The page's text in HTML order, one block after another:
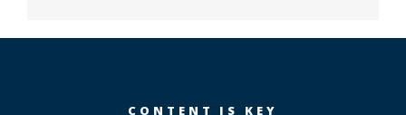
CONTENT IS KEY